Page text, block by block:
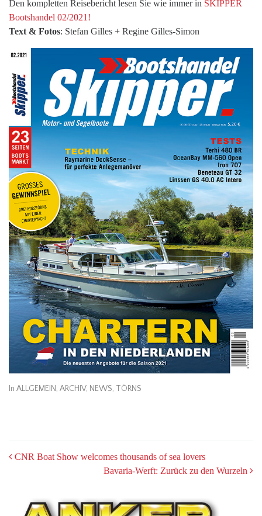
Den kompletten Reisebericht lesen Sie wie immer in SKIPPER
Bootshandel 02/2021!
Text & Fotos: Stefan Gilles + Regine Gilles-Simon
In ALLGEMEIN, ARCHIV, NEWS, TÖRNS
POST
NAVIGATION
CNR Boat Show welcomes thousands of sea lovers
Bavaria-Werft: Zurück zu den Wurzeln